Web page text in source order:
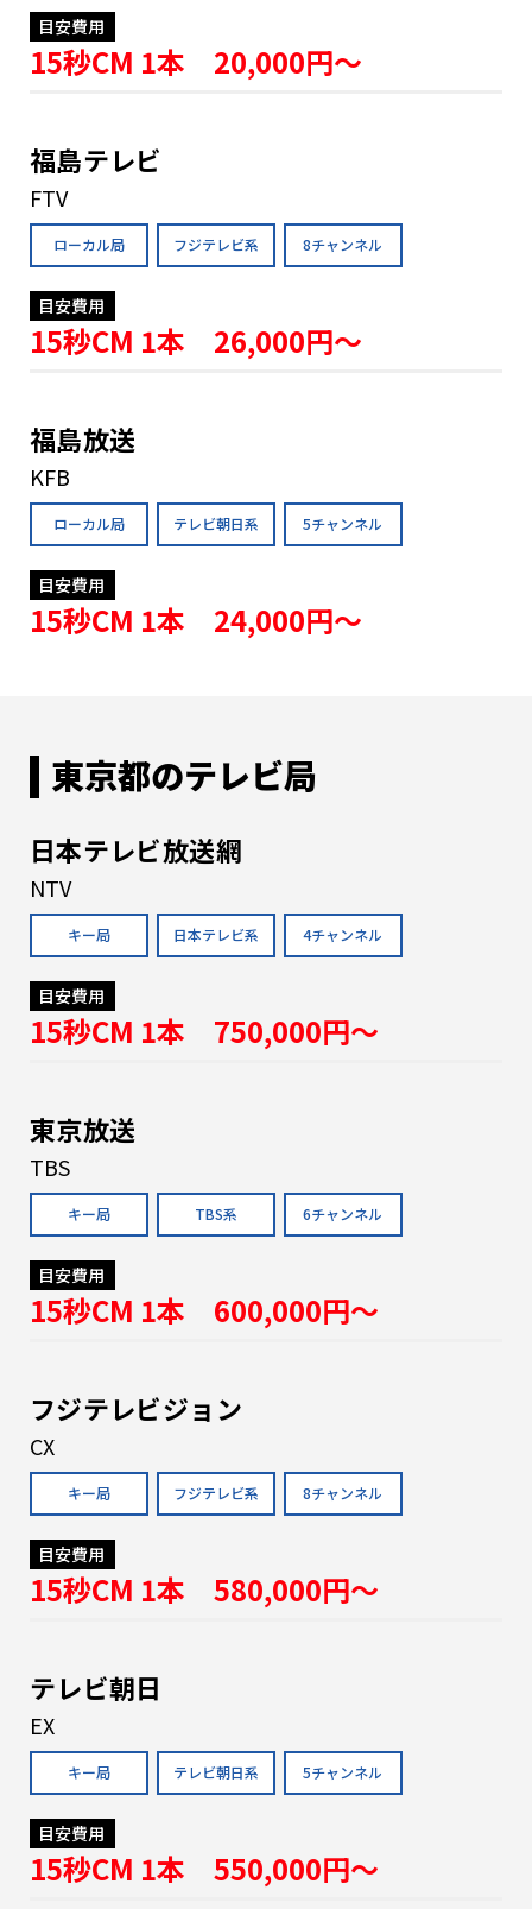
目安費用
15秒CM 1本 20,000円〜
福島テレビ
FTV
ローカル局 フジテレビ系 8チャンネル
目安費用
15秒CM 1本 26,000円〜
福島放送
KFB
ローカル局 テレビ朝日系 5チャンネル
目安費用
15秒CM 1本 24,000円〜
東京都のテレビ局
日本テレビ放送網
NTV
キー局 日本テレビ系 4チャンネル
目安費用
15秒CM 1本 750,000円〜
東京放送
TBS
キー局 TBS系 6チャンネル
目安費用
15秒CM 1本 600,000円〜
フジテレビジョン
CX
キー局 フジテレビ系 8チャンネル
目安費用
15秒CM 1本 580,000円〜
テレビ朝日
EX
キー局 テレビ朝日系 5チャンネル
目安費用
15秒CM 1本 550,000円〜